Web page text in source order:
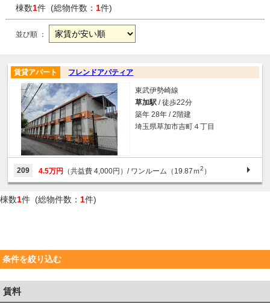
棟数1件 (総物件数： 1件)
並び順 ：
フレンドアパティア
賃貸アパート
東武伊勢崎線
草加駅 / 徒歩22分
築年 28年 / 2階建
埼玉県草加市吉町４丁目
209 4.5万円 （共益費 4,000円）/ ワンルーム（19.87ｍ2 ）
棟数1件 (総物件数： 1件)
条件を絞り込む
賃料